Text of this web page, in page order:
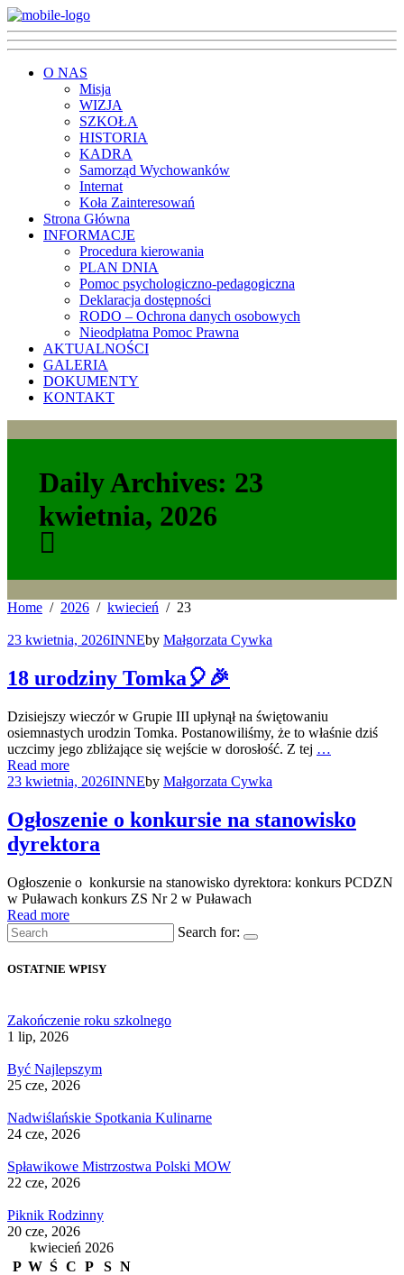
O NAS
Misja
WIZJA
SZKOŁA
HISTORIA
KADRA
Samorząd Wychowanków
Internat
Koła Zainteresowań
Strona Główna
INFORMACJE
Procedura kierowania
PLAN DNIA
Pomoc psychologiczno-pedagogiczna
Deklaracja dostępności
RODO – Ochrona danych osobowych
Nieodpłatna Pomoc Prawna
AKTUALNOŚCI
GALERIA
DOKUMENTY
KONTAKT
Daily Archives: 23
kwietnia, 2026
Home 2026 kwiecień 23
23 kwietnia, 2026INNEby Małgorzata Cywka
18 urodziny Tomka🎈🎉
Dzisiejszy wieczór w Grupie III upłynął na świętowaniu
osiemnastych urodzin Tomka. Postanowiliśmy, że to właśnie dziś
uczcimy jego zbliżające się wejście w dorosłość. Z tej …
Read more
23 kwietnia, 2026INNEby Małgorzata Cywka
Ogłoszenie o konkursie na stanowisko
dyrektora
Ogłoszenie o konkursie na stanowisko dyrektora: konkurs PCDZN
w Puławach konkurs ZS Nr 2 w Puławach
Read more
Search for:
OSTATNIE WPISY
Zakończenie roku szkolnego
1 lip, 2026
Być Najlepszym
25 cze, 2026
Nadwiślańskie Spotkania Kulinarne
24 cze, 2026
Spławikowe Mistrzostwa Polski MOW
22 cze, 2026
Piknik Rodzinny
20 cze, 2026
kwiecień 2026
P W Ś C P S N